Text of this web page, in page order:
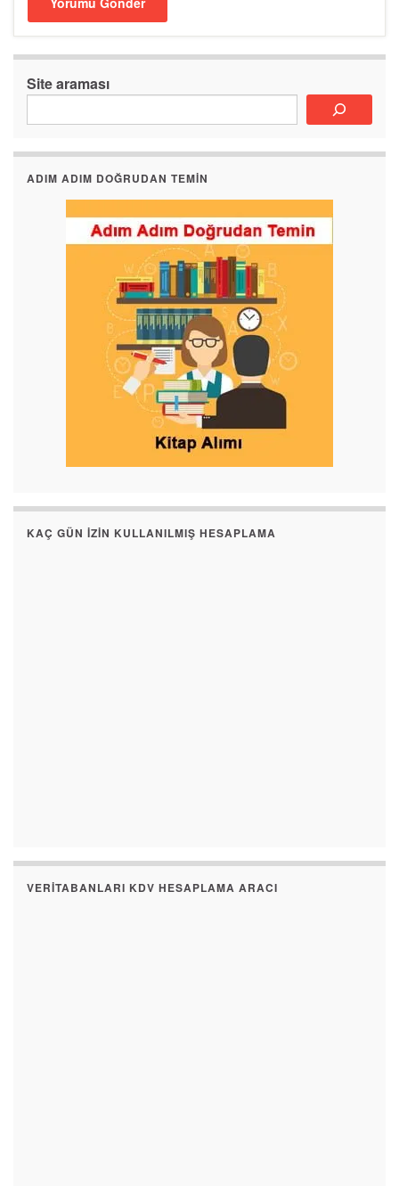
Site araması
ADIM ADIM DOĞRUDAN TEMIN
KAÇ GÜN İZIN KULLANILMIŞ HESAPLAMA
VERITABANLARI KDV HESAPLAMA ARACI